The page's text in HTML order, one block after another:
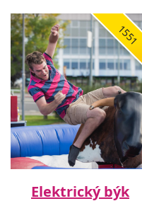
1551
Elektrický býk